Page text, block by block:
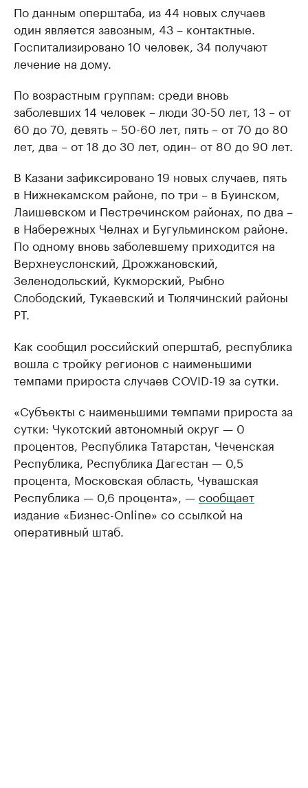
По данным оперштаба, из 44 новых случаев
один является завозным, 43 – контактные.
Госпитализировано 10 человек, 34 получают
лечение на дому.
По возрастным группам: среди вновь
заболевших 14 человек – люди 30-50 лет, 13 – от
60 до 70, девять – 50-60 лет, пять – от 70 до 80
лет, два – от 18 до 30 лет, один– от 80 до 90 лет.
В Казани зафиксировано 19 новых случаев, пять
в Нижнекамском районе, по три – в Буинском,
Лаишевском и Пестречинском районах, по два –
в Набережных Челнах и Бугульминском районе.
По одному вновь заболевшему приходится на
Верхнеуслонский, Дрожжановский,
Зеленодольский, Кукморский, Рыбно
Слободский, Тукаевский и Тюлячинский районы
РТ.
Как сообщил российский оперштаб, республика
вошла с тройку регионов с наименьшими
темпами прироста случаев COVID-19 за сутки.
«Субъекты с наименьшими темпами прироста за
сутки: Чукотский автономный округ — 0
процентов, Республика Татарстан, Чеченская
Республика, Республика Дагестан — 0,5
процента, Московская область, Чувашская
Республика — 0,6 процента», —сообщает
издание «Бизнес-Online» со ссылкой на
оперативный штаб.